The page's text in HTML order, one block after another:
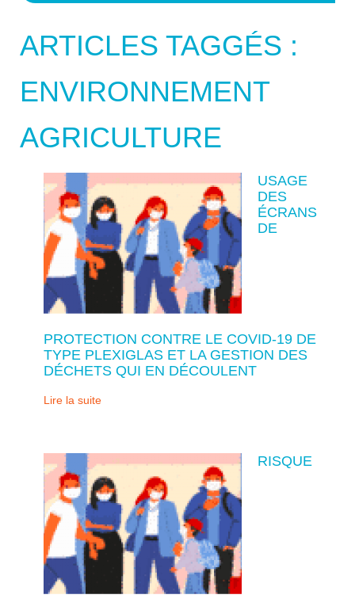
ARTICLES TAGGÉS :
ENVIRONNEMENT
AGRICULTURE
USAGE
DES
ÉCRANS
DE
PROTECTION CONTRE LE COVID-19 DE
TYPE PLEXIGLAS ET LA GESTION DES
DÉCHETS QUI EN DÉCOULENT
Lire la suite
RISQUE